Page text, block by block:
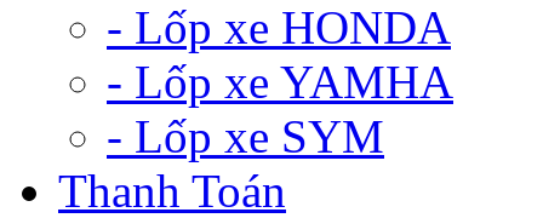
- Lốp xe HONDA
- Lốp xe YAMHA
- Lốp xe SYM
Thanh Toán